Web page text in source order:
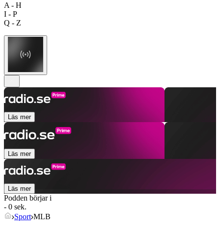
A - H
I - P
Q - Z
Läs mer
Läs mer
Läs mer
Podden börjar i
- 0 sek.
Sport MLB